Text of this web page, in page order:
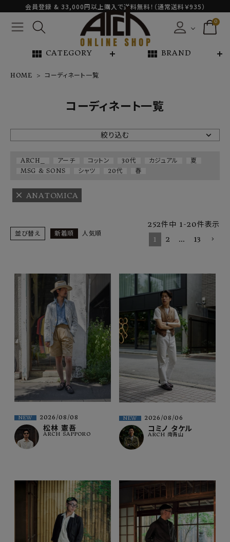
会員登録 & 33,000円以上購入で送料無料！（通常送料￥935）
0
view_module CATEGORY view_module BRAND
NEW ARRIVAL
ARCH EXCLUSIVE
SHOP
ご利用ガイド
プライバシーポリシー
特定商取引法について
お問い合わせ
OFFICIAL WEB SITE
ACCOUNT MENU
ようこそ ゲスト 様
meeting_room ログイン 会員登録
HOME コーディネート一覧
コーディネート一覧
絞り込む
ARCH_ アーチ コットン 30代 カジュアル
夏
MSG & SONS
シャツ 20代 春
ANATOMICA
並び替え 新着順 人気順
252件中 1-20件表示
1
2 … 13
NEW 2026/08/08
松林 憲吾
ARCH SAPPORO
NEW 2026/08/06
コミノ タケル
ARCH 南青山